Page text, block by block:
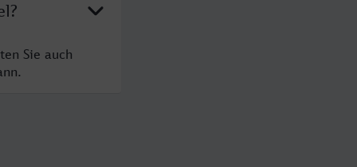
Sie auch